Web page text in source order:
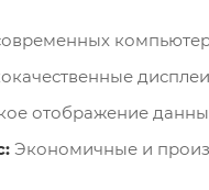
отображение
Экономичные и